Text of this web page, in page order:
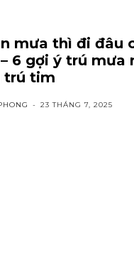
mưa thì đi đâu
6 gợi ý trú mưa
trú tim
- 23 THÁNG 7, 2025